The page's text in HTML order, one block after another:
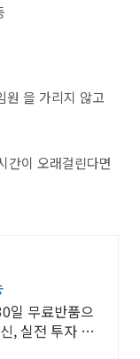
원 을 가리지 않고
간이 오래걸린다면
일 무료반품으
, 실전 투자 전